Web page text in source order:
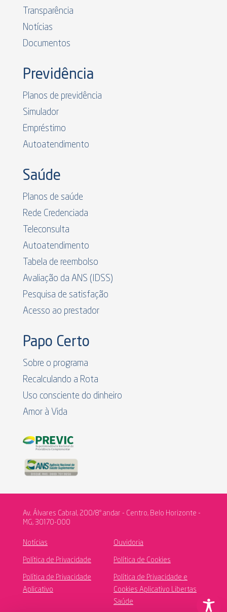
Transparência
Notícias
Documentos
Previdência
Planos de previdência
Simulador
Empréstimo
Autoatendimento
Saúde
Planos de saúde
Rede Credenciada
Teleconsulta
Autoatendimento
Tabela de reembolso
Avaliação da ANS (IDSS)
Pesquisa de satisfação
Acesso ao prestador
Papo Certo
Sobre o programa
Recalculando a Rota
Uso consciente do dinheiro
Amor à Vida
Av. Álvares Cabral, 200/8º andar - Centro, Belo Horizonte -
MG, 30170-000
Notícias Ouvidoria
Política de Privacidade Política de Cookies
Política de Privacidade
Aplicativo
Política de Privacidade e
Cookies Aplicativo Libertas
Saúde